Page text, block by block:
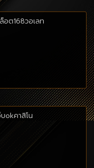
อต168วอเลท
บokคาสิโน